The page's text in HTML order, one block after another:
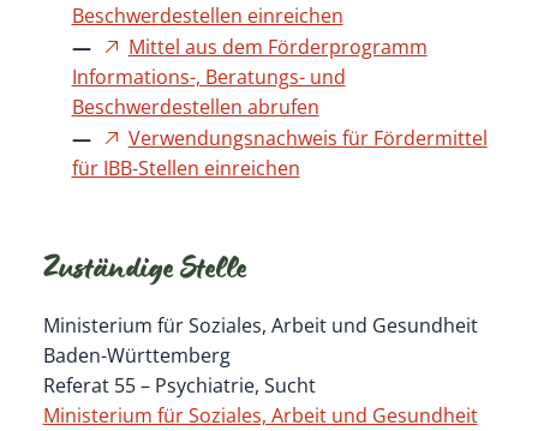
Beschwerdestellen einreichen
Mittel aus dem Förderprogramm
Informations-, Beratungs- und
Beschwerdestellen abrufen
Verwendungsnachweis für Fördermittel
für IBB-Stellen einreichen
Zuständige Stelle
Ministerium für Soziales, Arbeit und Gesundheit
Baden-Württemberg
Referat 55 – Psychiatrie, Sucht
Ministerium für Soziales, Arbeit und Gesundheit